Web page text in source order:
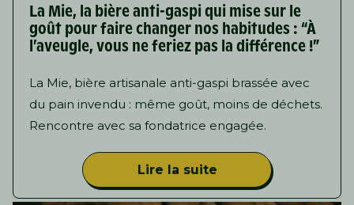
La Mie, la bière anti-gaspi qui mise sur le
goût pour faire changer nos habitudes : “À
l’aveugle, vous ne feriez pas la différence !”
La Mie, bière artisanale anti-gaspi brassée avec
du pain invendu : même goût, moins de déchets.
Rencontre avec sa fondatrice engagée.
Lire la suite